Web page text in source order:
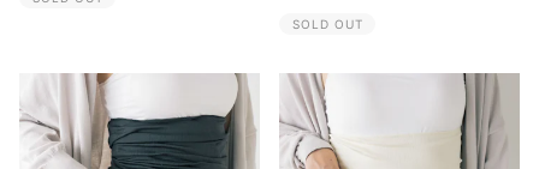
SOLD OUT